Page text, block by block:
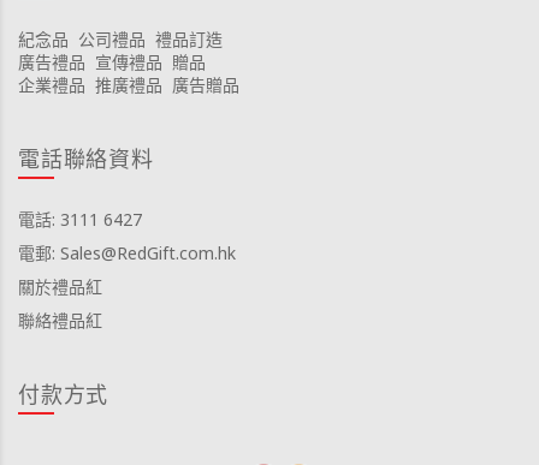
紀念品 公司禮品 禮品訂造
廣告禮品 宣傳禮品 贈品
企業禮品 推廣禮品 廣告贈品
電話聯絡資料
電話: 3111 6427
電郵: Sales@RedGift.com.hk
關於禮品紅
聯絡禮品紅
付款方式